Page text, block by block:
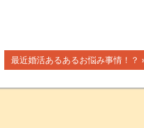
次
記
最近婚活あるあるお悩み事情！？